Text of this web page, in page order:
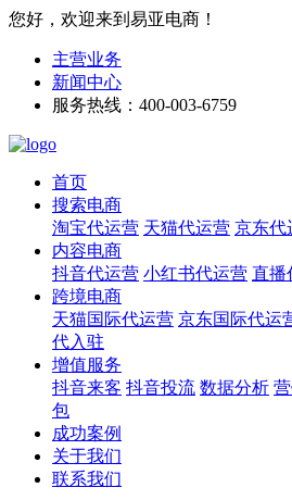
您好，欢迎来到易亚电商！
主营业务
新闻中心
服务热线：400-003-6759
首页
搜索电商
淘宝代运营 天猫代运营 京东代
内容电商
抖音代运营 小红书代运营 直播
跨境电商
天猫国际代运营 京东国际代运
代入驻
增值服务
抖音来客 抖音投流 数据分析
包
成功案例
关于我们
联系我们